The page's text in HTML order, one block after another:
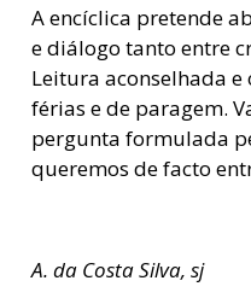
A encíclica pretende
e diálogo tanto entre
Leitura aconselhada
férias e de paragem.
pergunta formulada
queremos de facto
A. da Costa Silva, sj